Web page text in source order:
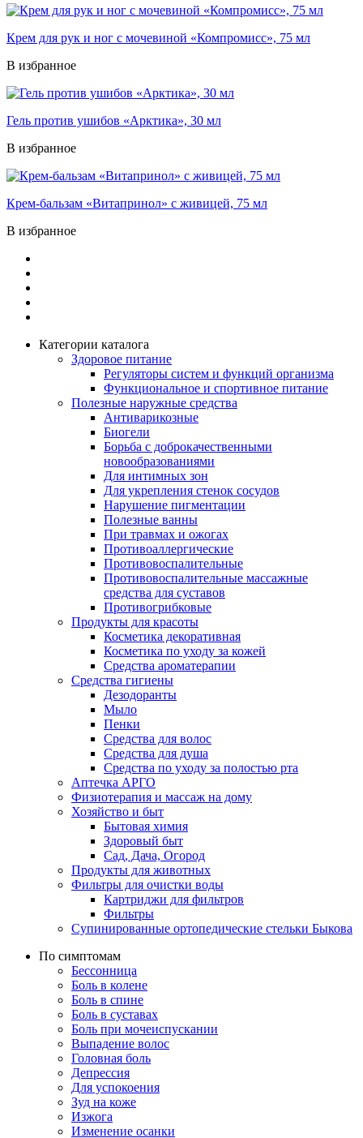
Крем для рук и ног с мочевиной «Компромисс», 75 мл
В избранное
Гель против ушибов «Арктика», 30 мл
В избранное
Крем-бальзам «Витапринол» с живицей, 75 мл
В избранное
Категории каталога
Здоровое питание
Регуляторы систем и функций организма
Функциональное и спортивное питание
Полезные наружные средства
Антиварикозные
Биогели
Борьба с доброкачественными
новообразованиями
Для интимных зон
Для укрепления стенок сосудов
Нарушение пигментации
Полезные ванны
При травмах и ожогах
Противоаллергические
Противовоспалительные
Противовоспалительные массажные
средства для суставов
Противогрибковые
Продукты для красоты
Косметика декоративная
Косметика по уходу за кожей
Средства ароматерапии
Средства гигиены
Дезодоранты
Мыло
Пенки
Средства для волос
Средства для душа
Средства по уходу за полостью рта
Аптечка АРГО
Физиотерапия и массаж на дому
Хозяйство и быт
Бытовая химия
Здоровый быт
Сад, Дача, Огород
Продукты для животных
Фильтры для очистки воды
Картриджи для фильтров
Фильтры
Супинированные ортопедические стельки Быкова
По симптомам
Бессонница
Боль в колене
Боль в спине
Боль в суставах
Боль при мочеиспускании
Выпадение волос
Головная боль
Депрессия
Для успокоения
Зуд на коже
Изжога
Изменение осанки